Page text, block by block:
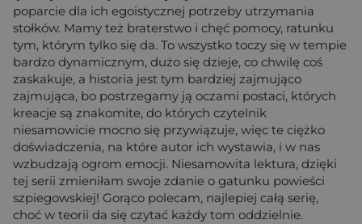
poparcie dla ich egoistycznej potrzeby utrzymania
stołków. Mamy też braterstwo i chęć pomocy, ratunku
tym, którym tylko się da. To wszystko toczy się w tempie
bardzo dynamicznym, dużo się dzieje, co chwilę coś
zaskakuje, a historia jest tym bardziej zajmująco
zajmująca, bo postrzegamy ją oczami postaci, których
kreacje są znakomite, do których czytelnik
niesamowicie mocno się przywiązuje, więc te ciężko
doświadczenia, na które autor ich wystawia, i w nas
wzbudzają ogrom emocji. Niesamowita lektura, dzięki
tej serii zmieniłam swoje zdanie o gatunku powieści
szpiegowskiej! Gorąco polecam, najlepiej całą serię,
choć w teorii da się czytać każdy tom oddzielnie.